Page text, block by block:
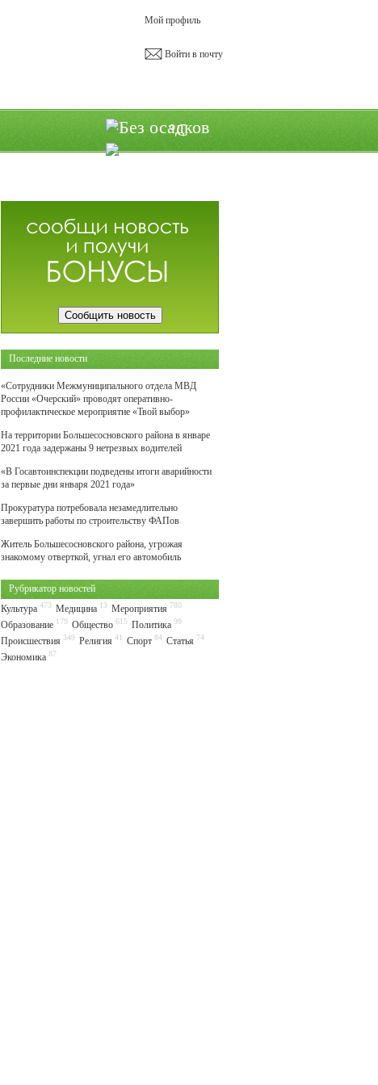
Мой профиль
Войти в почту
°C
Сообщить новость
Последние новости
«Сотрудники Межмуниципального отдела МВД
России «Очерский» проводят оперативно-
профилактическое мероприятие «Твой выбор»
На территории Большесосновского района в январе
2021 года задержаны 9 нетрезвых водителей
«В Госавтоинспекции подведены итоги аварийности
за первые дни января 2021 года»
Прокуратура потребовала незамедлительно
завершить работы по строительству ФАПов
Житель Большесосновского района, угрожая
знакомому отверткой, угнал его автомобиль
Рубрикатор новостей
Культура 473 Медицина 13 Мероприятия 780
Образование 179 Общество 615 Политика 99
Происшествия 349 Религия 41 Спорт 84 Статья 74
Экономика 87